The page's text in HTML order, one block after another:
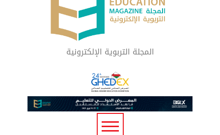
فضول؟
المجلة التربوية الإلكترونية